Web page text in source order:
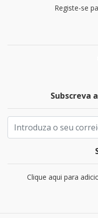
Registe-se
Subscreva
Clique aqui para